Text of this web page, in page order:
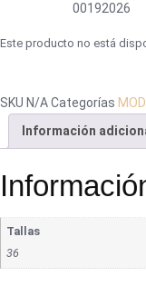
00192026
Este producto no está
SKU N/ACategorías
Información
Tallas
36